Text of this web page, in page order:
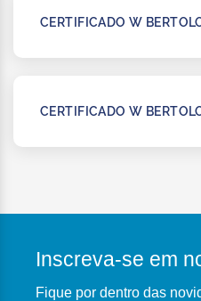
CERTIFICADO W
CERTIFICADO W
Inscreva-se em
Fique por dentro das